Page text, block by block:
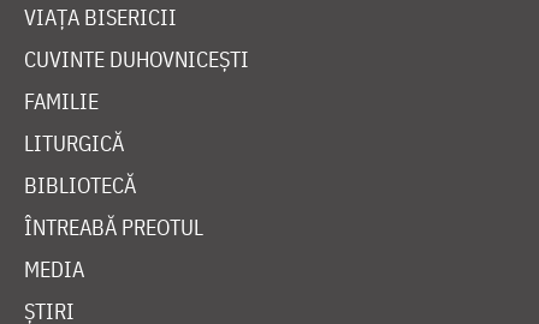
VIAȚA BISERICII
CUVINTE DUHOVNICEȘTI
FAMILIE
LITURGICĂ
BIBLIOTECĂ
ÎNTREABĂ PREOTUL
MEDIA
ȘTIRI